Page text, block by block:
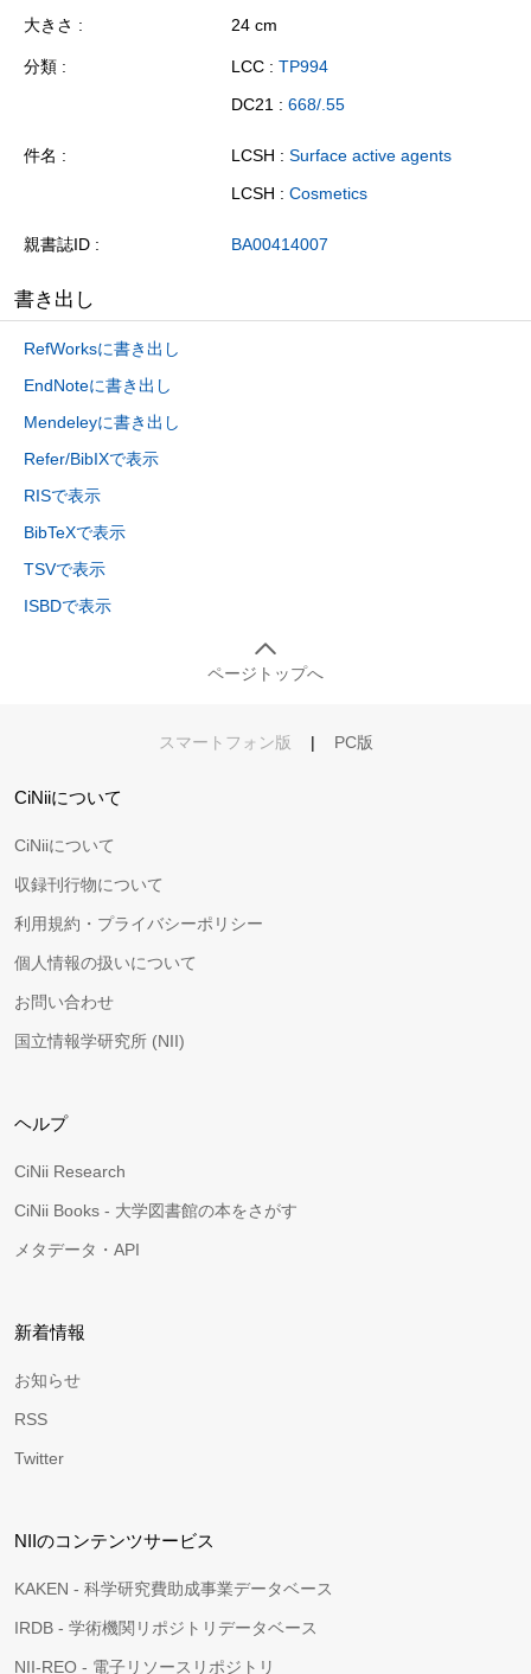
大きさ
24 cm
分類 LCC : TP994
DC21 : 668/.55
件名 LCSH : Surface active agents
LCSH : Cosmetics
親書誌ID BA00414007
書き出し
RefWorksに書き出し
EndNoteに書き出し
Mendeleyに書き出し
Refer/BibIXで表示
RISで表示
BibTeXで表示
TSVで表示
ISBDで表示
ページトップへ
スマートフォン版 | PC版
CiNiiについて
CiNiiについて
収録刊行物について
利用規約・プライバシーポリシー
個人情報の扱いについて
お問い合わせ
国立情報学研究所 (NII)
ヘルプ
CiNii Research
CiNii Books - 大学図書館の本をさがす
メタデータ・API
新着情報
お知らせ
RSS
Twitter
NIIのコンテンツサービス
KAKEN - 科学研究費助成事業データベース
IRDB - 学術機関リポジトリデータベース
NII-REO - 電子リソースリポジトリ